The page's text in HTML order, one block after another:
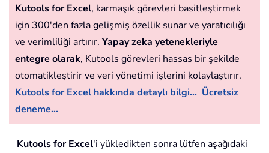
Kutools for Excel, karmaşık görevleri basitleştirmek
için 300'den fazla gelişmiş özellik sunar ve yaratıcılığı
ve verimliliği artırır. Yapay zeka yetenekleriyle
entegre olarak, Kutools görevleri hassas bir şekilde
otomatikleştirir ve veri yönetimi işlerini kolaylaştırır.
Kutools for Excel hakkında detaylı bilgi... Ücretsiz
deneme...
Kutools for Excel'i yükledikten sonra lütfen aşağıdaki